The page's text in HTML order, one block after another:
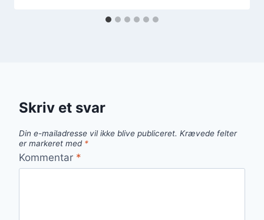
Skriv et svar
Din e-mailadresse vil ikke blive publiceret. Krævede felter
er markeret med *
Kommentar *